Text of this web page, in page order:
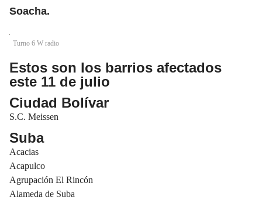
Soacha.
Turno 6 W radio
Estos son los barrios afectados
este 11 de julio
Ciudad Bolívar
S.C. Meissen
Suba
Acacias
Acapulco
Agrupación El Rincón
Alameda de Suba